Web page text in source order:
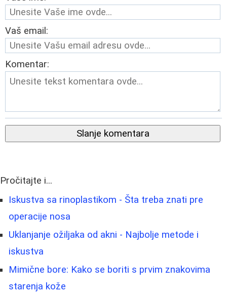
Vaš email:
Komentar:
Slanje komentara
Pročitajte i...
Iskustva sa rinoplastikom - Šta treba znati pre
operacije nosa
Uklanjanje ožiljaka od akni - Najbolje metode i
iskustva
Mimične bore: Kako se boriti s prvim znakovima
starenja kože